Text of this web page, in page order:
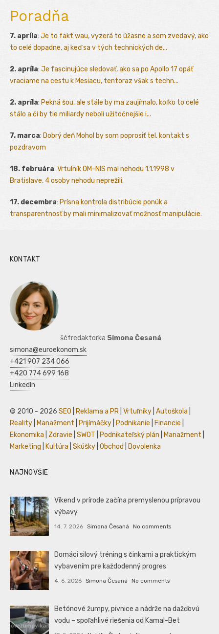
Poradňa
7. apríla: Je to fakt wau, vyzerá to úžasne a som zvedavý, ako
to celé dopadne, aj keď sa v tých technických de...
2. apríla: Je fascinujúce sledovať, ako sa po Apollo 17 opäť
vraciame na cestu k Mesiacu, tentoraz však s techn...
2. apríla: Pekná šou, ale stále by ma zaujímalo, koľko to celé
stálo a či by tie miliardy neboli užitočnejšie i...
7. marca: Dobrý deň Mohol by som poprosiť tel. kontakt s
pozdravom
18. februára: Vrtulník OM-NIS mal nehodu 1.1.1998 v
Bratislave, 4 osoby nehodu neprežili.
17. decembra: Prísna kontrola distribúcie ponúk a
transparentnosť by mali minimalizovať možnosť manipulácie.
KONTAKT
šéfredaktorka Simona Česaná
simona@euroekonom.sk
+421 907 234 066
+420 774 699 168
LinkedIn
© 2010 - 2026 SEO Reklama a PR Vrtuľníky Autoškola
Reality
Manažment Prijímáčky Podnikanie Financie
Ekonomika
Zdravie SWOT Podnikateľský plán Manažment
Marketing
Kultúra Skúšky Obchod Dovolenka
NAJNOVŠIE
Víkend v prírode začína premyslenou prípravou
výbavy
14. 7. 2026 Simona Česaná No comments
Domáci silový tréning s činkami a praktickým
vybavením pre každodenný progres
4. 6. 2026 Simona Česaná No comments
Betónové žumpy, pivnice a nádrže na dažďovú
vodu – spoľahlivé riešenia od Kamal-Bet